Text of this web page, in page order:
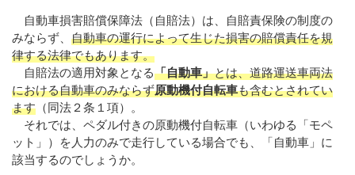
自動車損害賠償保障法（自賠法）は、自賠責保険の制度の
みならず、 自動車の運行によって生じた損害の賠償責任を規
律する法律でもあります。
自賠法の適用対象となる「自動車」とは、道路運送車両法
における自動車のみならず原動機付自転車も含むとされてい
ます （同法２条１項）。
それでは、ペダル付きの原動機付自転車（いわゆる「モペ
ット」）を人力のみで走行している場合でも、「自動車」に
該当するのでしょうか。